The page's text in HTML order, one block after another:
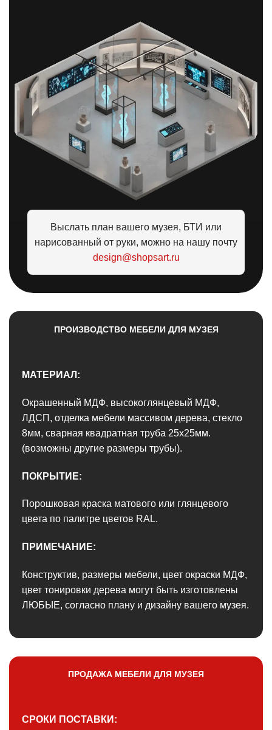
Выслать план вашего музея, БТИ или
нарисованный от руки, можно на нашу почту
design@shopsart.ru
ПРОИЗВОДСТВО МЕБЕЛИ ДЛЯ МУЗЕЯ
МАТЕРИАЛ:
Окрашенный МДФ, высокоглянцевый МДФ,
ЛДСП, отделка мебели массивом дерева, стекло
8мм, сварная квадратная труба 25х25мм.
(возможны другие размеры трубы).
ПОКРЫТИЕ:
Порошковая краска матового или глянцевого
цвета по палитре цветов RAL.
ПРИМЕЧАНИЕ:
Конструктив, размеры мебели, цвет окраски МДФ,
цвет тонировки дерева могут быть изготовлены
ЛЮБЫЕ, согласно плану и дизайну вашего музея.
ПРОДАЖА МЕБЕЛИ ДЛЯ МУЗЕЯ
СРОКИ ПОСТАВКИ: